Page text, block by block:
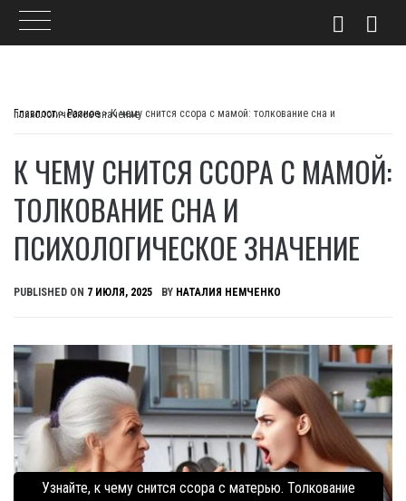
Главпост>Разное>
К чему снится ссора с мамой: толкование сна и психологическое значение
К ЧЕМУ СНИТСЯ ССОРА С МАМОЙ:
ТОЛКОВАНИЕ СНА И
ПСИХОЛОГИЧЕСКОЕ ЗНАЧЕНИЕ
PUBLISHED ON 7 ИЮЛЯ, 2025 BY НАТАЛИЯ НЕМЧЕНКО
Узнайте, к чему снится ссора с матерью. Толкование